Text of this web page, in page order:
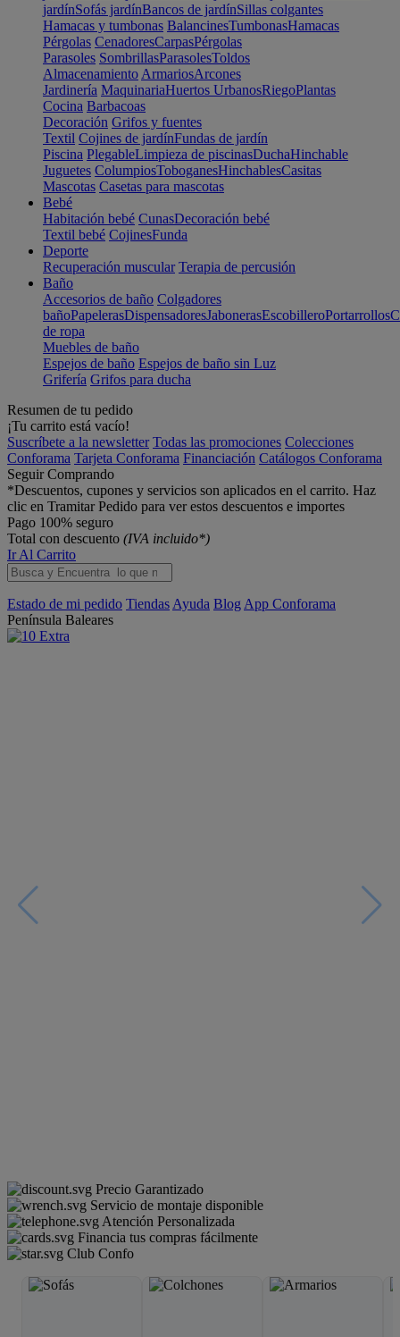
jardínSofás jardínBancos de jardínSillas colgantes
Hamacas y tumbonas BalancinesTumbonasHamacas
Pérgolas CenadoresCarpasPérgolas
Parasoles SombrillasParasolesToldos
Almacenamiento ArmariosArcones
Jardinería MaquinariaHuertos UrbanosRiegoPlantas
Cocina Barbacoas
Decoración Grifos y fuentes
Textil Cojines de jardínFundas de jardín
Piscina PlegableLimpieza de piscinasDuchaHinchable
Juguetes ColumpiosToboganesHinchablesCasitas
Mascotas Casetas para mascotas
Bebé
Habitación bebé CunasDecoración bebé
Textil bebé CojinesFunda
Deporte
Recuperación muscular Terapia de percusión
Baño
Accesorios de baño Colgadores
bañoPapelerasDispensadoresJabonerasEscobilleroPortarrollos
de ropa
Muebles de baño
Espejos de baño Espejos de baño sin Luz
Grifería Grifos para ducha
Resumen de tu pedido
¡Tu carrito está vacío!
Suscríbete a la newsletter Todas las promociones Colecciones
Conforama Tarjeta Conforama Financiación Catálogos Conforama
Seguir Comprando
*Descuentos, cupones y servicios son aplicados en el carrito. Haz
clic en Tramitar Pedido para ver estos descuentos e importes
Pago 100% seguro
Total con descuento (IVA incluido*)
Ir Al Carrito
Estado de mi pedido Tiendas Ayuda Blog App Conforama
Península Baleares
Precio Garantizado
Servicio de montaje disponible
Atención Personalizada
Financia tus compras fácilmente
Club Confo